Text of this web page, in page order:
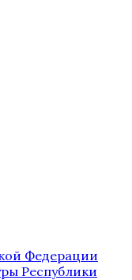
Федерации
Республики